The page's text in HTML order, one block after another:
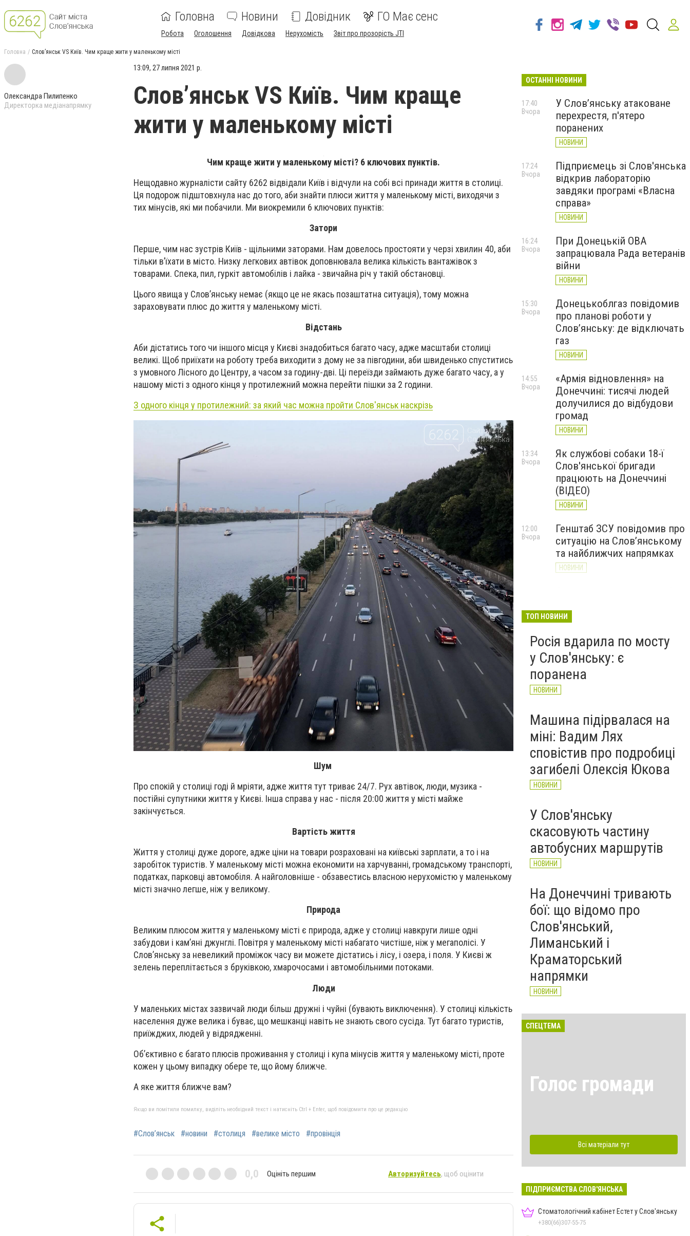
Головна Новини Довідник ГО Має сенс
Робота Оголошення Довідкова Нерухомість Звіт про прозорість JTI
Головна Cлов’янськ VS Київ. Чим краще жити у маленькому місті
Олександра Пилипенко
Директорка медіанапрямку
13:09, 27 липня 2021 р.
Cлов’янськ VS Київ. Чим краще
жити у маленькому місті
Чим краще жити у маленькому місті? 6 ключових пунктів.
Нещодавно журналісти сайту 6262 відвідали Київ і відчули на собі всі принади життя в столиці.
Ця подорож підштовхнула нас до того, аби знайти плюси життя у маленькому місті, виходячи з
тих мінусів, які ми побачили. Ми виокремили 6 ключових пунктів:
Затори
Перше, чим нас зустрів Київ - щільними заторами. Нам довелось простояти у черзі хвилин 40, аби
тільки в’їхати в місто. Низку легкових автівок доповнювала велика кількість вантажівок з
товарами. Спека, пил, гуркіт автомобілів і лайка - звичайна річ у такій обстановці.
Цього явища у Слов’янську немає (якщо це не якась позаштатна ситуація), тому можна
зараховувати плюс до життя у маленькому місті.
Відстань
Аби дістатись того чи іншого місця у Києві знадобиться багато часу, адже масштаби столиці
великі. Щоб приїхати на роботу треба виходити з дому не за півгодини, аби швиденько спуститись
з умовного Лісного до Центру, а часом за годину-дві. Ці переїзди займають дуже багато часу, а у
нашому місті з одного кінця у протилежний можна перейти пішки за 2 години.
З одного кінця у протилежний: за який час можна пройти Слов'янськ наскрізь
Шум
Про спокій у столиці годі й мріяти, адже життя тут триває 24/7. Рух автівок, люди, музика -
постійні супутники життя у Києві. Інша справа у нас - після 20:00 життя у місті майже
закінчується.
Вартість життя
Життя у столиці дуже дороге, адже ціни на товари розраховані на київські зарплати, а то і на
заробіток туристів. У маленькому місті можна економити на харчуванні, громадському транспорті,
податках, парковці автомобіля. А найголовніше - обзавестись власною нерухомістю у маленькому
місті значно легше, ніж у великому.
Природа
Великим плюсом життя у маленькому місті є природа, адже у столиці навкруги лише одні
забудови і кам’яні джунглі. Повітря у маленькому місті набагато чистіше, ніж у мегаполісі. У
Слов’янську за невеликий проміжок часу ви можете дістатись і лісу, і озера, і поля. У Києві ж
зелень переплітається з бруківкою, хмарочосами і автомобільними потоками.
Люди
У маленьких містах зазвичай люди більш дружні і чуйні (бувають виключення). У столиці кількість
населення дуже велика і буває, що мешканці навіть не знають свого сусіда. Тут багато туристів,
приїжджих, людей у відрядженні.
Об’єктивно є багато плюсів проживання у столиці і купа мінусів життя у маленькому місті, проте
кожен у цьому випадку обере те, що йому ближче.
А яке життя ближче вам?
Якщо ви помітили помилку, виділіть необхідний текст і натисніть Ctrl + Enter, щоб повідомити про це редакцію
#Слов’янськ #новини #столиця #велике місто #провінція
0,0 Оцініть першим Авторизуйтесь, щоб оцінити
ОСТАННІ НОВИНИ
У Слов’янську атаковане
перехрестя, п'ятеро
поранених
НОВИНИ
17:40
Вчора
Підприємець зі Слов'янська
відкрив лабораторію
завдяки програмі «Власна
справа»
НОВИНИ
17:24
Вчора
При Донецькій ОВА
запрацювала Рада ветеранів
війни
НОВИНИ
16:24
Вчора
Донецькоблгаз повідомив
про планові роботи у
Слов’янську: де відключать
газ
НОВИНИ
15:30
Вчора
«Армія відновлення» на
Донеччині: тисячі людей
долучилися до відбудови
громад
НОВИНИ
14:55
Вчора
Як службові собаки 18-ї
Слов'янської бригади
працюють на Донеччині
(ВІДЕО)
НОВИНИ
13:34
Вчора
Генштаб ЗСУ повідомив про
ситуацію на Слов’янському
та найближчих напрямках
НОВИНИ
12:00
Вчора
великої війни: 7 серпня
ТОП НОВИНИ
Росія вдарила по мосту
у Слов'янську: є
поранена
НОВИНИ
Машина підірвалася на
міні: Вадим Лях
сповістив про подробиці
загибелі Олексія Юкова
НОВИНИ
У Слов'янську
скасовують частину
автобусних маршрутів
НОВИНИ
На Донеччині тривають
бої: що відомо про
Слов'янський,
Лиманський і
Краматорський
напрямки
НОВИНИ
СПЕЦТЕМА
Голос громади
Всі матеріали тут
ПІДПРИЄМСТВА СЛОВ'ЯНСЬКА
Стоматологічний кабінет Естет у Слов'янську
+380(66)307-55-75